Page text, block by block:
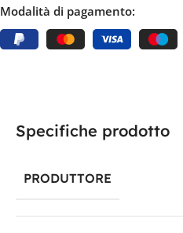
Modalità di pagamento:
Specifiche prodotto
PRODUTTORE